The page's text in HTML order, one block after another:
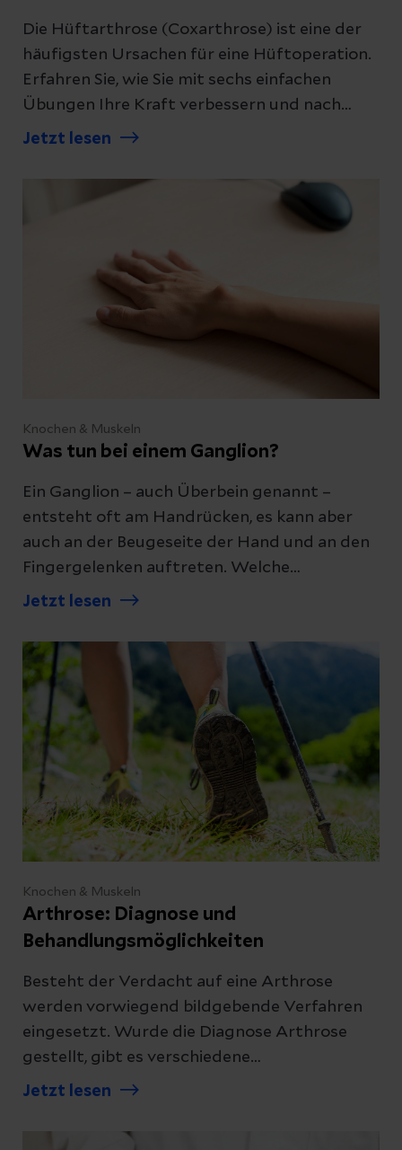
Die Hüftarthrose (Coxarthrose) ist eine der
häufigsten Ursachen für eine Hüftoperation.
Erfahren Sie, wie Sie mit sechs einfachen
Übungen Ihre Kraft verbessern und nach
einer Operation wieder mobil werden können.
Jetzt lesen
Knochen & Muskeln
Was tun bei einem Ganglion?
Ein Ganglion – auch Überbein genannt –
entsteht oft am Handrücken, es kann aber
auch an der Beugeseite der Hand und an den
Fingergelenken auftreten. Welche
Beschwerden ein Ganglion macht und wie es
Jetzt lesen
Knochen & Muskeln
Arthrose: Diagnose und
Behandlungsmöglichkeiten
Besteht der Verdacht auf eine Arthrose
werden vorwiegend bildgebende Verfahren
eingesetzt. Wurde die Diagnose Arthrose
gestellt, gibt es verschiedene
Behandlungsmöglichkeiten, um die
einen Überblick.
Jetzt lesen